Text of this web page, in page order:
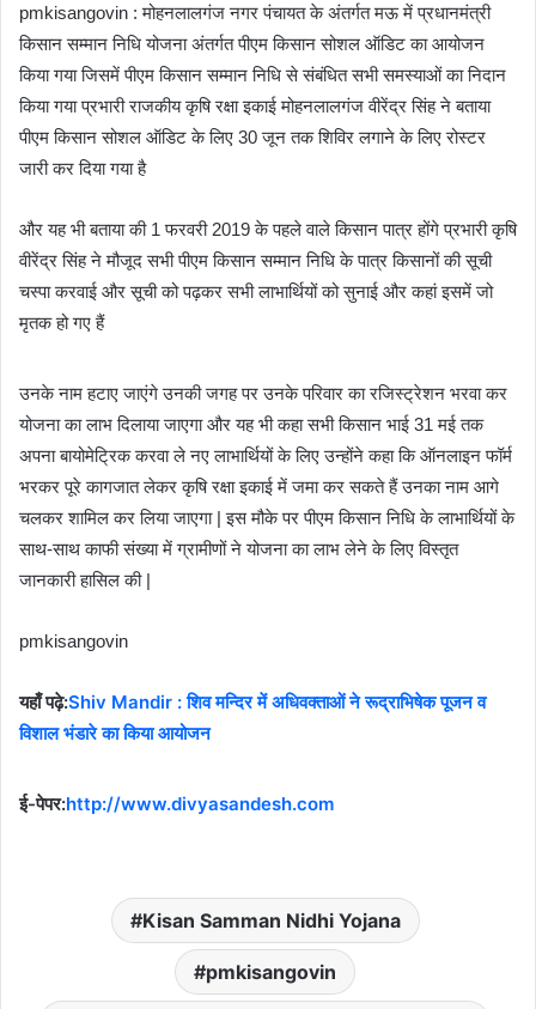
pmkisangovin : मोहनलालगंज नगर पंचायत के अंतर्गत मऊ में प्रधानमंत्री
किसान सम्मान निधि योजना अंतर्गत पीएम किसान सोशल ऑडिट का आयोजन
किया गया जिसमें पीएम किसान सम्मान निधि से संबंधित सभी समस्याओं का निदान
किया गया प्रभारी राजकीय कृषि रक्षा इकाई मोहनलालगंज वीरेंद्र सिंह ने बताया
पीएम किसान सोशल ऑडिट के लिए 30 जून तक शिविर लगाने के लिए रोस्टर
जारी कर दिया गया है
और यह भी बताया की 1 फरवरी 2019 के पहले वाले किसान पात्र होंगे प्रभारी कृषि
वीरेंद्र सिंह ने मौजूद सभी पीएम किसान सम्मान निधि के पात्र किसानों की सूची
चस्पा करवाई और सूची को पढ़कर सभी लाभार्थियों को सुनाई और कहां इसमें जो
मृतक हो गए हैं
उनके नाम हटाए जाएंगे उनकी जगह पर उनके परिवार का रजिस्ट्रेशन भरवा कर
योजना का लाभ दिलाया जाएगा और यह भी कहा सभी किसान भाई 31 मई तक
अपना बायोमेट्रिक करवा ले नए लाभार्थियों के लिए उन्होंने कहा कि ऑनलाइन फॉर्म
भरकर पूरे कागजात लेकर कृषि रक्षा इकाई में जमा कर सकते हैं उनका नाम आगे
चलकर शामिल कर लिया जाएगा | इस मौके पर पीएम किसान निधि के लाभार्थियों के
साथ-साथ काफी संख्या में ग्रामीणों ने योजना का लाभ लेने के लिए विस्तृत
जानकारी हासिल की |
pmkisangovin
यहाँ पढ़े:Shiv Mandir : शिव मन्दिर में अधिवक्ताओं ने रूद्राभिषेक पूजन व
विशाल भंडारे का किया आयोजन
ई-पेपर:http://www.divyasandesh.com
Kisan Samman Nidhi Yojana
pmkisangovin